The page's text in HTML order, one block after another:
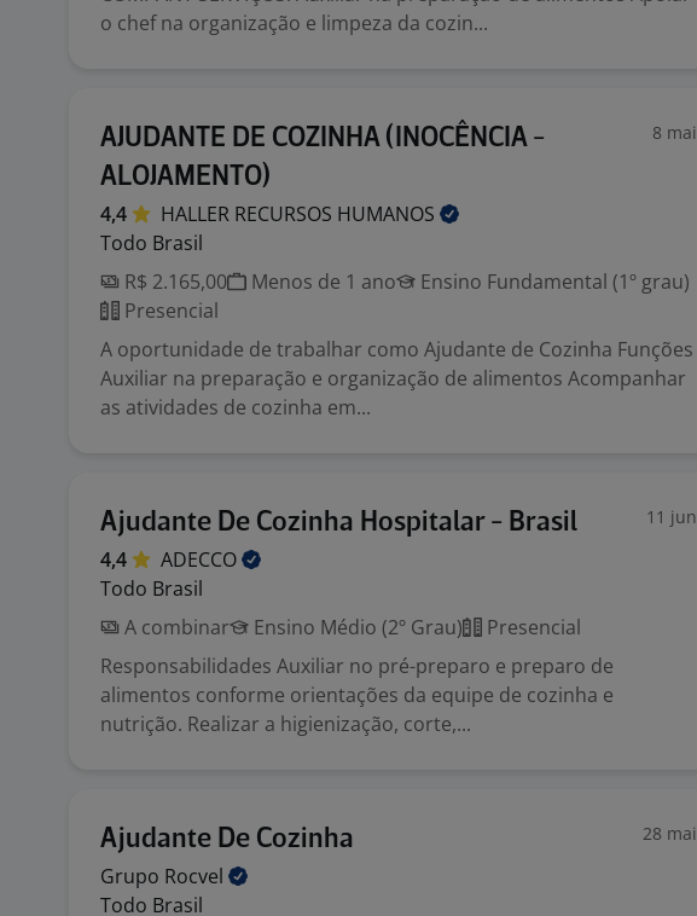
o chef na organização e limpeza da cozin...
AJUDANTE DE COZINHA (INOCÊNCIA -
ALOJAMENTO)
8 mai
4,4 HALLER RECURSOS HUMANOS
Todo Brasil
R$ 2.165,00
Menos de 1 ano
Ensino Fundamental (1º grau)
Presencial
A oportunidade de trabalhar como Ajudante de Cozinha Funções
Auxiliar na preparação e organização de alimentos Acompanhar
as atividades de cozinha em...
Ajudante De Cozinha Hospitalar - Brasil 11 jun
4,4
ADECCO
Todo Brasil
A combinar
Ensino Médio (2º Grau)
Presencial
Responsabilidades Auxiliar no pré-preparo e preparo de
alimentos conforme orientações da equipe de cozinha e
nutrição. Realizar a higienização, corte,...
Ajudante De Cozinha 28 mai
Grupo Rocvel
Todo Brasil